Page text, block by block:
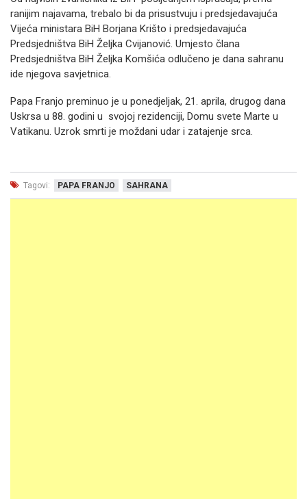
ranijim najavama, trebalo bi da prisustvuju i predsjedavajuća
Vijeća ministara BiH Borjana Krišto i predsjedavajuća
Predsjedništva BiH Željka Cvijanović. Umjesto člana
Predsjedništva BiH Željka Komšića odlučeno je dana sahranu
ide njegova savjetnica.
Papa Franjo preminuo je u ponedjeljak, 21. aprila, drugog dana
Uskrsa u 88. godini u svojoj rezidenciji, Domu svete Marte u
Vatikanu. Uzrok smrti je moždani udar i zatajenje srca.
Tagovi: PAPA FRANJO SAHRANA